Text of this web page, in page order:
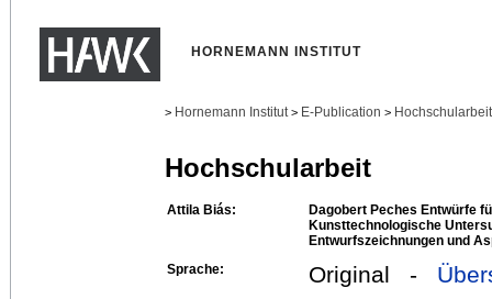
HORNEMANN INSTITUT
> Hornemann Institut > E-Publication >
Hochschularbeit
Attila Biás:
Dagobert Peches Entwürfe
Kunsttechnologische
Entwurfszeichnungen und
Sprache:
Original -